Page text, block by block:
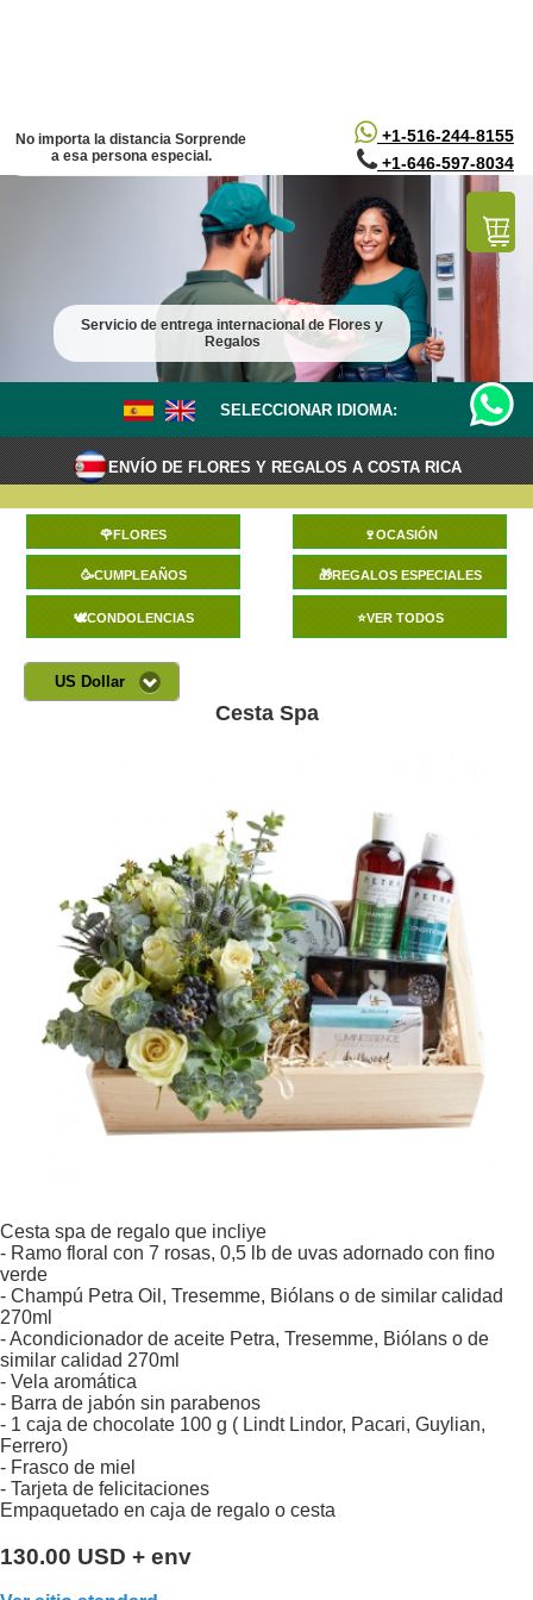
+1-516-244-8155
+1-646-597-8034
No importa la distancia Sorprende
a esa persona especial.
Servicio de entrega internacional de Flores y
Regalos
SELECCIONAR IDIOMA:
ENVÍO DE FLORES Y REGALOS A COSTA RICA
🌹FLORES 🍷OCASIÓN
🥳CUMPLEAÑOS 🎁REGALOS ESPECIALES
🕊️CONDOLENCIAS ⭐VER TODOS
US Dollar
Cesta Spa
Cesta spa de regalo que incliye
- Ramo floral con 7 rosas, 0,5 lb de uvas adornado con fino
verde
- Champú Petra Oil, Tresemme, Biólans o de similar calidad
270ml
- Acondicionador de aceite Petra, Tresemme, Biólans o de
similar calidad 270ml
- Vela aromática
- Barra de jabón sin parabenos
- 1 caja de chocolate 100 g ( Lindt Lindor, Pacari, Guylian,
Ferrero)
- Frasco de miel
- Tarjeta de felicitaciones
Empaquetado en caja de regalo o cesta
130.00 USD + env